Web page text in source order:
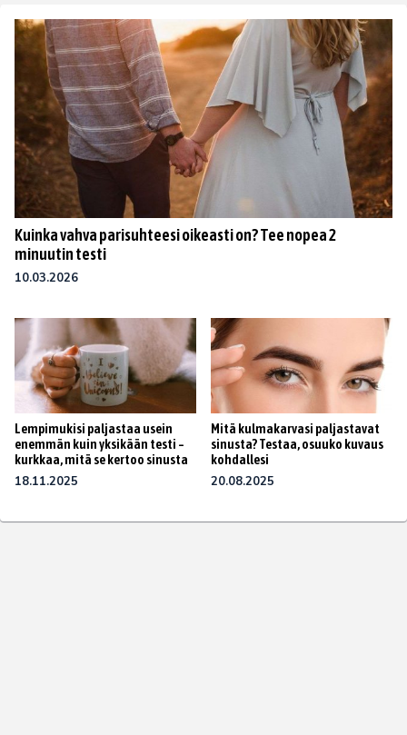
Kuinka vahva parisuhteesi oikeasti on? Tee nopea 2
minuutin testi
10.03.2026
Lempimukisi paljastaa usein
enemmän kuin yksikään testi –
kurkkaa, mitä se kertoo sinusta
18.11.2025
Mitä kulmakarvasi paljastavat
sinusta? Testaa, osuuko kuvaus
kohdallesi
20.08.2025